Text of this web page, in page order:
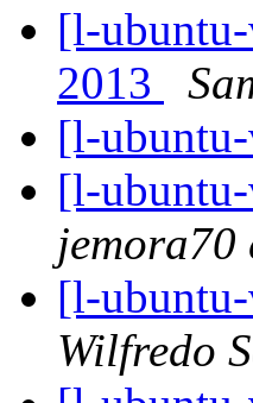
[l-
2013
[l-
[l-
jemora70
[l-
Wilfredo